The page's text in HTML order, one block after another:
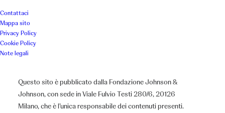
Contattaci
Mappa sito
Privacy Policy
Cookie Policy
Note legali
Questo sito è pubblicato dalla Fondazione Johnson &
Johnson, con sede in Viale Fulvio Testi 280/6, 20126
Milano, che è l’unica responsabile dei contenuti presenti.